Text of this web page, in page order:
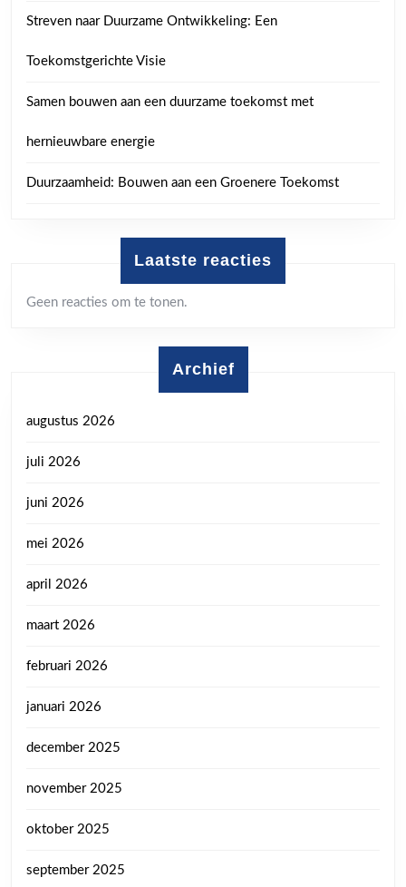
Streven naar Duurzame Ontwikkeling: Een
Toekomstgerichte Visie
Samen bouwen aan een duurzame toekomst met
hernieuwbare energie
Duurzaamheid: Bouwen aan een Groenere Toekomst
Laatste reacties
Geen reacties om te tonen.
Archief
augustus 2026
juli 2026
juni 2026
mei 2026
april 2026
maart 2026
februari 2026
januari 2026
december 2025
november 2025
oktober 2025
september 2025